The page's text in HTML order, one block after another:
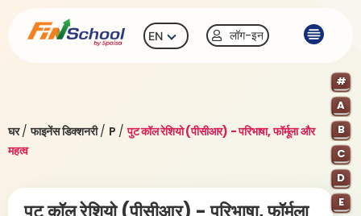
EN लॉग-इन
घर/फाइनेंस डिक्शनरी/ P /पुट कॉल रेशियो (पीसीआर) - परिभाषा, फॉर्मूला और
महत्व
#
A
B
C
D
E